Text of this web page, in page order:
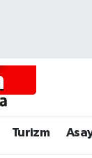
Turizm